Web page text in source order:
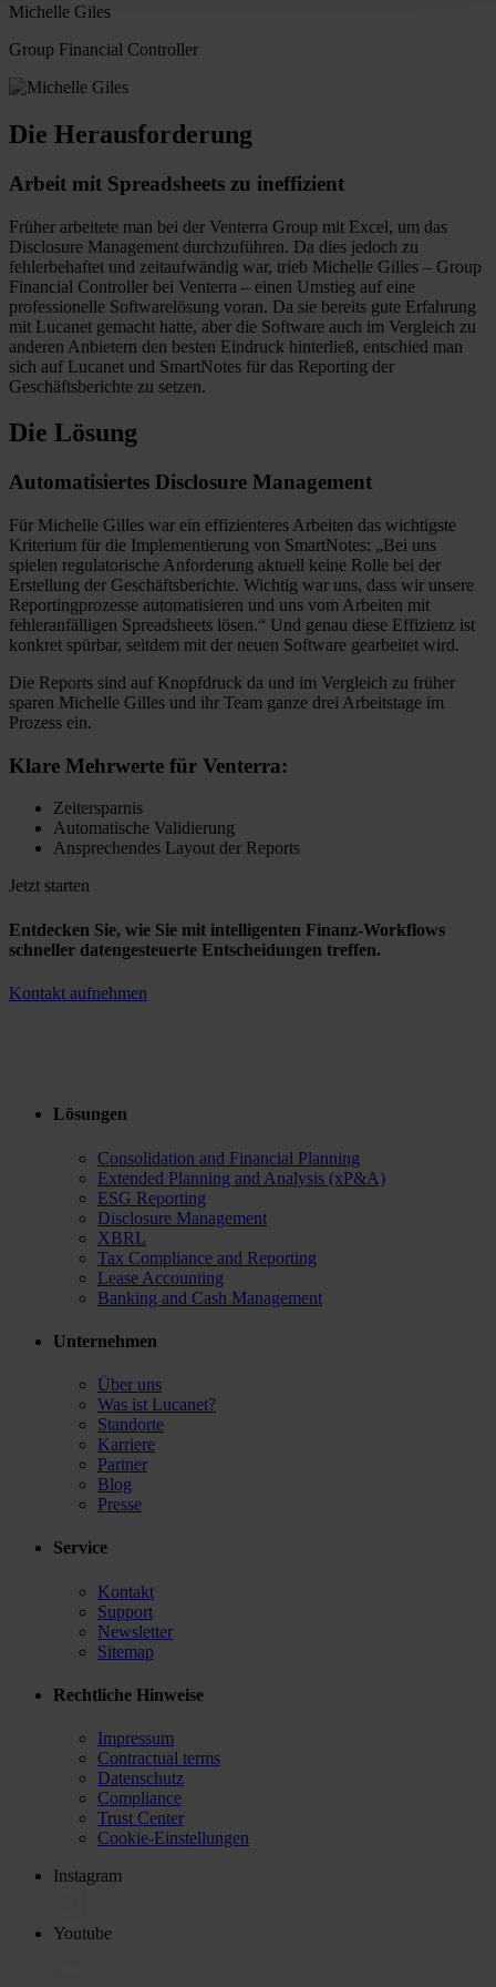
Michelle Giles
Group Financial Controller
Die Herausforderung
Arbeit mit Spreadsheets zu ineffizient
Früher arbeitete man bei der Venterra Group mit Excel, um das
Disclosure Management durchzuführen. Da dies jedoch zu
fehlerbehaftet und zeitaufwändig war, trieb Michelle Gilles – Group
Financial Controller bei Venterra – einen Umstieg auf eine
professionelle Softwarelösung voran. Da sie bereits gute Erfahrung
mit Lucanet gemacht hatte, aber die Software auch im Vergleich zu
anderen Anbietern den besten Eindruck hinterließ, entschied man
sich auf Lucanet und SmartNotes für das Reporting der
Geschäftsberichte zu setzen.
Die Lösung
Automatisiertes Disclosure Management
Für Michelle Gilles war ein effizienteres Arbeiten das wichtigste
Kriterium für die Implementierung von SmartNotes: „Bei uns
spielen regulatorische Anforderung aktuell keine Rolle bei der
Erstellung der Geschäftsberichte. Wichtig war uns, dass wir unsere
Reportingprozesse automatisieren und uns vom Arbeiten mit
fehleranfälligen Spreadsheets lösen.“ Und genau diese Effizienz ist
konkret spürbar, seitdem mit der neuen Software gearbeitet wird.
Die Reports sind auf Knopfdruck da und im Vergleich zu früher
sparen Michelle Gilles und ihr Team ganze drei Arbeitstage im
Prozess ein.
Klare Mehrwerte für Venterra:
Zeitersparnis
Automatische Validierung
Ansprechendes Layout der Reports
Jetzt starten
Entdecken Sie, wie Sie mit intelligenten Finanz-Workflows
schneller datengesteuerte Entscheidungen treffen.
Kontakt aufnehmen
Lösungen
Consolidation and Financial Planning
Extended Planning and Analysis (xP&A)
ESG Reporting
Disclosure Management
XBRL
Tax Compliance and Reporting
Lease Accounting
Banking and Cash Management
Unternehmen
Über uns
Was ist Lucanet?
Standorte
Karriere
Partner
Blog
Presse
Service
Kontakt
Support
Newsletter
Sitemap
Rechtliche Hinweise
Impressum
Contractual terms
Datenschutz
Compliance
Trust Center
Cookie-Einstellungen
Instagram
Youtube